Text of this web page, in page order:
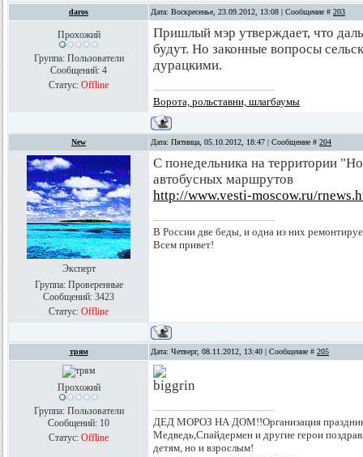
daros Дата: Воскресенье, 23.09.2012, 13:08 | Сообщение # 203
Прохожий
Группа: Пользователи
Сообщений: 4
Статус: Offline
Пришлый мэр утверждает, что
будут. Но законные вопросы
дурацкими.
Ворота, рольставни, шлагбаумы
New Дата: Пятница, 05.10.2012, 18:47 | Сообщение # 204
Эксперт
Группа: Проверенные
Сообщений: 3423
Статус: Offline
С понедельника на территории
автобусных маршрутов
http://www.vesti-moscow.ru/
В России две беды, и одна из них
Всем привет!
трям Дата: Четверг, 08.11.2012, 13:40 | Сообщение # 205
Прохожий
Группа: Пользователи
Сообщений: 10
Статус: Offline
ДЕД МОРОЗ НА ДОМ!!Организация
Медведь,Спайдермен и другие герои
детям, но и взрослым!